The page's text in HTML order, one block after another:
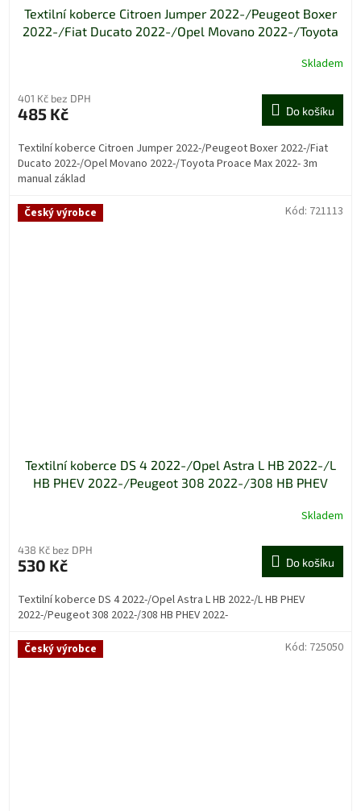
Textilní koberce Citroen Jumper 2022-/Peugeot Boxer
2022-/Fiat Ducato 2022-/Opel Movano 2022-/Toyota
Skladem
401 Kč bez DPH
485 Kč Do košíku
Textilní koberce Citroen Jumper 2022-/Peugeot Boxer 2022-/Fiat
Ducato 2022-/Opel Movano 2022-/Toyota Proace Max 2022- 3m
manual základ
Český výrobce
Textilní koberce DS 4 2022-/Opel Astra L HB 2022-/L
HB PHEV 2022-/Peugeot 308 2022-/308 HB PHEV
Skladem
438 Kč bez DPH
530 Kč Do košíku
Textilní koberce DS 4 2022-/Opel Astra L HB 2022-/L HB PHEV
2022-/Peugeot 308 2022-/308 HB PHEV 2022-
Kód: 721113
Český výrobce Kód: 725050